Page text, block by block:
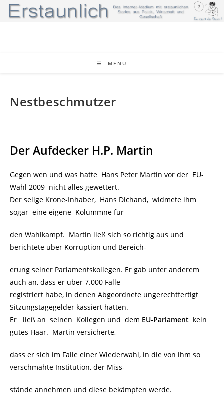
Zum
Inhalt
MENÜ
Nestbeschmutzer
Der Aufdecker H.P. Martin
Gegen wen und was hatte Hans Peter Martin vor der EU-
Wahl 2009 nicht alles gewettert.
Der selige Krone-Inhaber, Hans Dichand, widmete ihm
sogar eine eigene Kolummne für
den Wahlkampf. Martin ließ sich so richtig aus und
berichtete über Korruption und Bereich-
erung seiner Parlamentskollegen. Er gab unter anderem
auch an, dass er über 7.000 Fälle
registriert habe, in denen Abgeordnete ungerechtfertigt
Sitzungstagegelder kassiert hätten.
Er ließ an seinen Kollegen und dem EU-Parlament kein
gutes Haar. Martin versicherte,
dass er sich im Falle einer Wiederwahl, in die von ihm so
verschmähte Institution, der Miss-
stände annehmen und diese bekämpfen werde.